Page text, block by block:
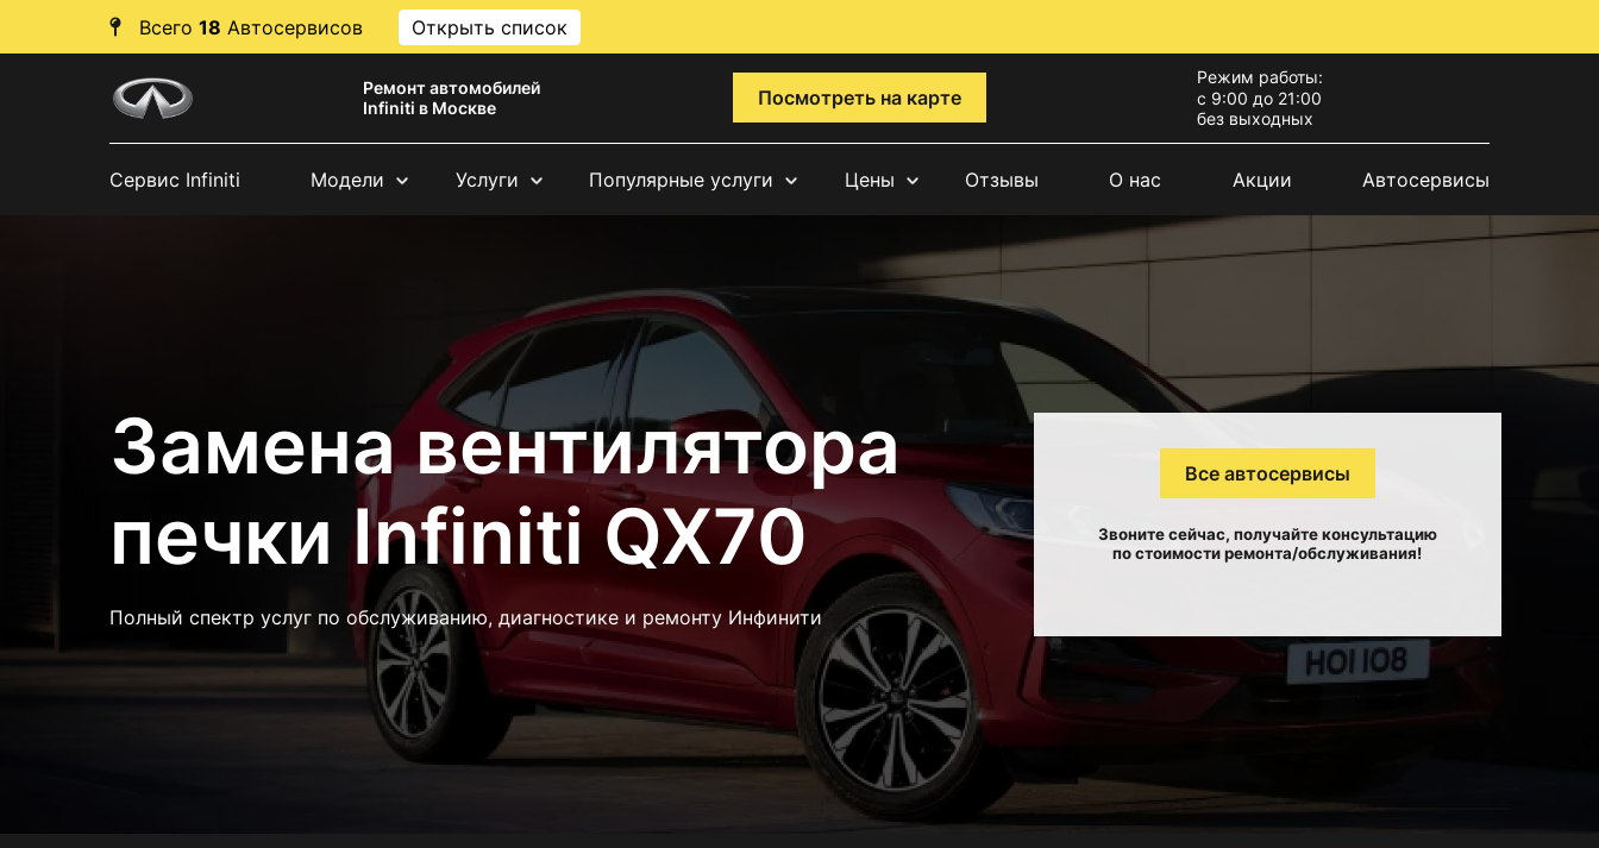
Всего 18 Автосервисов Открыть список
Ремонт автомобилей
Infiniti в Москве
Посмотреть на карте
Режим работы:
с 9:00 до 21:00
без выходных
Сервис Infiniti Модели Услуги Популярные услуги Цены Отзывы О нас Акции Автосервисы
Замена вентилятора
печки Infiniti QX70
Полный спектр услуг по обслуживанию, диагностике и ремонту Инфинити
Все автосервисы
Звоните сейчас, получайте консультацию
по стоимости ремонта/обслуживания!